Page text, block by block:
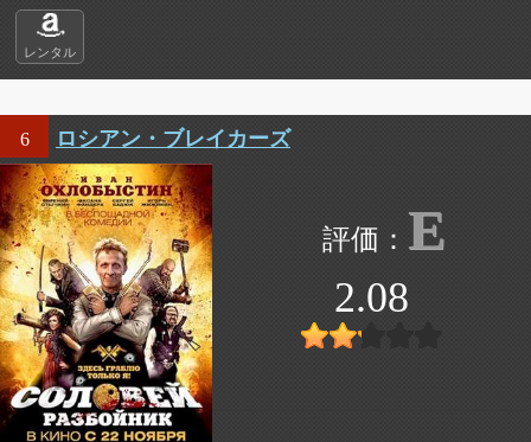
レンタル
6 ロシアン・ブレイカーズ
E
2.08